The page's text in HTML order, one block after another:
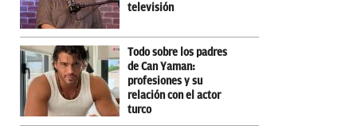
televisión
Todo sobre los padres
de Can Yaman:
profesiones y su
relación con el actor
turco